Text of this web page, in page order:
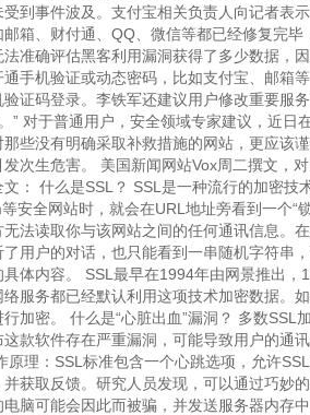
到事件波及。支付宝相关负责人向记者表
箱、财付通、QQ、微信等都已经修复完毕
准确评估黑客利用漏洞获得了多少数据，
手机验证或动态密码，比如支付宝、邮箱
证码登录。李铁军还建议用户修改重要服
” 对于普通用户，安全领域专家建议，近日
些没有明确采取补救措施的网站，更应该
次生危害。 美国新闻网站Vox周二撰文，
： 什么是SSL？ SSL是一种流行的加密技
安全网站时，就会在URL地址旁看到一个“
无法读取你与该网站之间的任何通讯信息。
用户的对话，也只能看到一串随机字符串
体内容。 SSL最早在1994年由网景推出
服务都已经默认利用这项技术加密数据。
加密。 什么是“心脏出血”漏洞？ 多数SSL
款软件存在严重漏洞，可能导致用户的通
原理：SSL标准包含一个心跳选项，允许
获取反馈。研究人员发现，可以通过巧妙
脑可能会因此而被骗，并发送服务器内存